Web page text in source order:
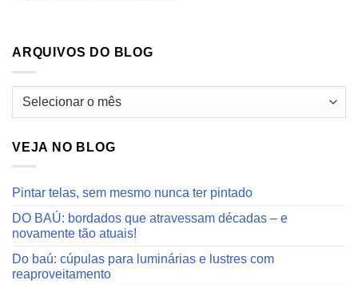
ARQUIVOS DO BLOG
Arquivos
VEJA NO BLOG
Pintar telas, sem mesmo nunca ter pintado
DO BAÚ: bordados que atravessam décadas – e
novamente tão atuais!
Do baú: cúpulas para luminárias e lustres com
reaproveitamento